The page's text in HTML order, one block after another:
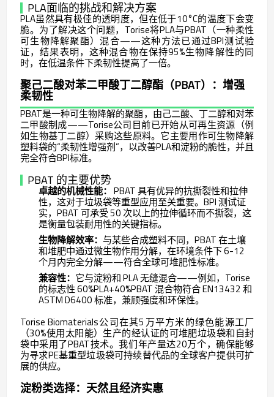
PLA面临的挑战和解决方案
PLA虽然具有极佳的透明度，但在低于10°C的温度下会变
脆。为了解决这个问题，Torise将PLA与PBAT（一种柔性
可生物降解聚酯）混合——这种方法已通过BPI测试验
证，结果表明，这种混合物在保持95%生物降解性的同
时，在低温条件下柔韧性提高了一倍。
聚己二酸对苯二甲酸丁二醇酯（PBAT）：增强
柔韧性
PBAT是一种可生物降解的聚酯，由己二酸、丁二醇和对苯
二甲酸制成——Torise公司目前已开始从可再生资源（例
如生物基丁二醇）采购这些原料。它主要用作可生物降解
塑料袋的“柔韧性增强剂”，以改善PLA和淀粉的脆性，并且
完全符合BPI标准。
PBAT 的主要优势
卓越的机械性能： PBAT 具有优异的抗撕裂性和拉伸
性，这对于垃圾袋等重型应用至关重要。BPI 测试证
实，PBAT 可承受 50 次以上的拉伸循环而不撕裂，这
是衡量包装耐用性的关键指标。
生物降解效率： 与某些合成塑料不同，PBAT 在土壤
和堆肥中通过微生物作用分解，在环境条件下 6-12
个月内完全分解——符合全球可堆肥性标准。
兼容性： 它与淀粉和 PLA 无缝混合——例如，Torise
的标志性 60%PLA+40%PBAT 混合物符合 EN13432 和
ASTM D6400 标准，兼顾强度和环保性。
Torise Biomaterials公司在其5万平方米的绿色能源工厂
（30%使用太阳能）生产的经认证的可堆肥垃圾袋和自封
袋中采用了PBAT技术。我们年产量达20万个，确保能够
为寻求PE基重型垃圾袋可持续替代品的全球客户提供可扩
展的供应。
淀粉类选择：天然且经济实惠